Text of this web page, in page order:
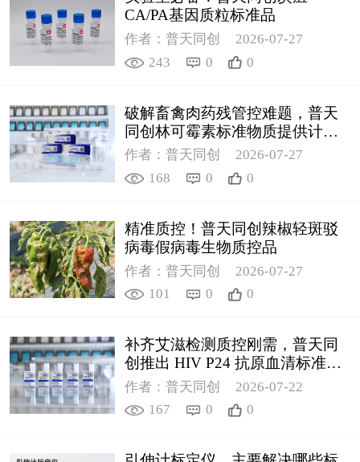
CA/PA基因质粒标准品
作者：普天同创
2026-07-27
243
0 0
破解畜禽肉药残管控难题，普天
同创林可霉素标准物质提供计量
支撑
作者：普天同创
2026-07-27
168
0 0
精准质控！普天同创辣椒轻斑驳
病毒假病毒生物质控品
作者：普天同创
2026-07-27
101
0 0
补齐艾滋检测质控刚需，普天同
创推出 HIV P24 抗原血清标准物
质
作者：普天同创
2026-07-22
167
0 0